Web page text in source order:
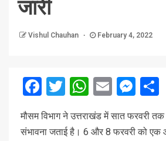
जारी
Vishul Chauhan February 4, 2022
Facebook
Twitter
WhatsApp
Email
मौसम विभाग ने उत्तराखंड में सात फरवरी तक
संभावना जताई है। 6 और 8 फरवरी को एक